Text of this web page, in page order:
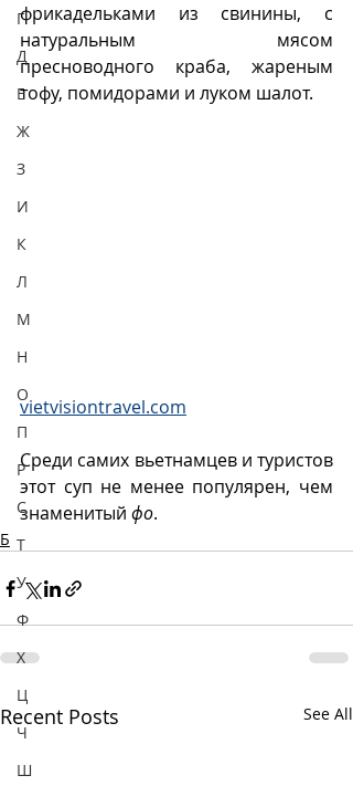
Г
Д
Е
Ж
З
И
К
Л
М
Н
О
П
Р
С
Т
У
Ф
Х
Ц
Ч
Ш
фрикадельками из свинины, с
натуральным мясом
пресноводного краба, жареным
тофу, помидорами и луком шалот.
vietvisiontravel.com
Среди самих вьетнамцев и туристов
этот суп не менее популярен, чем
знаменитый фо.
Б
Recent Posts See All